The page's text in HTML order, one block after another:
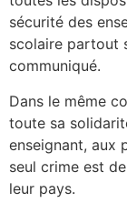
sécurité des
scolaire partout
communiqué.
Dans le même
toute sa
enseignant, aux
seul crime est
leur pays.